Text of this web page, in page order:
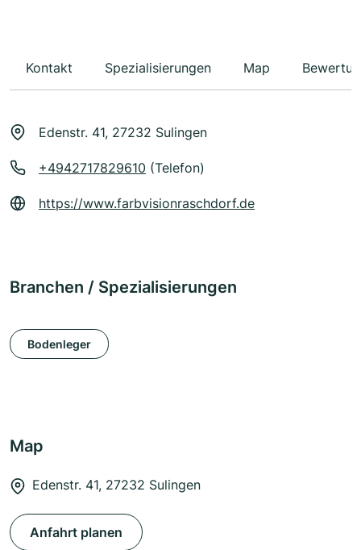
Kontakt Spezialisierungen Map
Edenstr. 41, 27232 Sulingen
+4942717829610 (Telefon)
https://www.farbvisionraschdorf.de
Branchen / Spezialisierungen
Bodenleger
Map
Edenstr. 41, 27232 Sulingen
Anfahrt planen